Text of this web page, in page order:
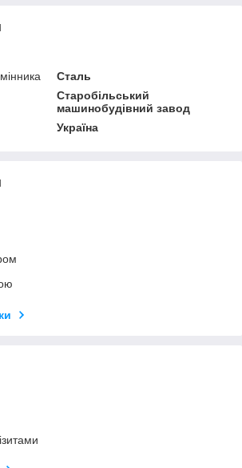
Сталь
Старобільський
машинобудівний завод
Україна